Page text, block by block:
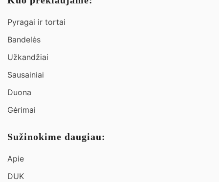
Pyragai ir tortai
Bandelės
Užkandžiai​
Sausainiai
Duona
Gėrimai
Sužinokime daugiau:
Apie
DUK